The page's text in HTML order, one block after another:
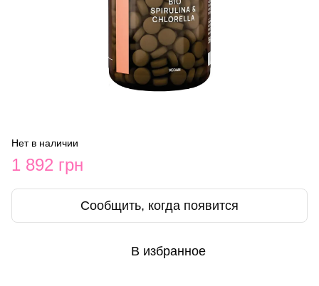
Нет в наличии
1 892 грн
Сообщить, когда появится
В избранное